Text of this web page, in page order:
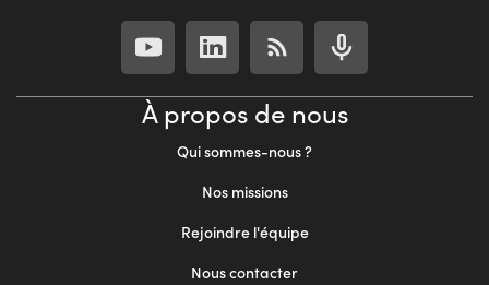
À propos de nous
Qui sommes-nous ?
Nos missions
Rejoindre l'équipe
Nous contacter